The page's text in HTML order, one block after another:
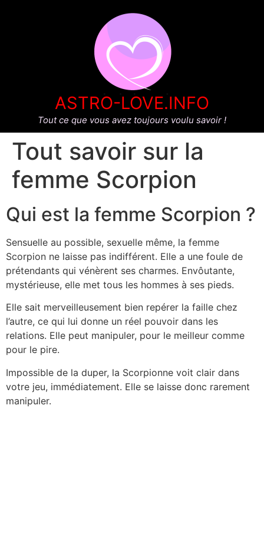
ASTRO-LOVE.INFO
Tout ce que vous avez toujours voulu savoir !
Tout savoir sur la
femme Scorpion
Qui est la femme Scorpion ?
Sensuelle au possible, sexuelle même, la femme
Scorpion ne laisse pas indifférent. Elle a une foule de
prétendants qui vénèrent ses charmes. Envôutante,
mystérieuse, elle met tous les hommes à ses pieds.
Elle sait merveilleusement bien repérer la faille chez
l’autre, ce qui lui donne un réel pouvoir dans les
relations. Elle peut manipuler, pour le meilleur comme
pour le pire.
Impossible de la duper, la Scorpionne voit clair dans
votre jeu, immédiatement. Elle se laisse donc rarement
manipuler.